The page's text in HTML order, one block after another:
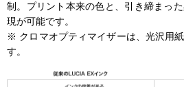
制。プリント本来の色と、引き締まっ
現が可能です。
※ クロマオプティマイザーは、光沢用
す。